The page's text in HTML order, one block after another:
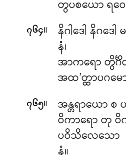
တွပစယော ရဝေ
၇၆၄။
နိဂါဒေါ နိဂဒေါ
နံ၊
အာကရော တွိင်္ဂိ
အထ’တ္ထာပဂမေ
၇၆၅။
အန္တရာယော စ
ဝိကာရော တု ဝိ
ပဝိသိလေသော